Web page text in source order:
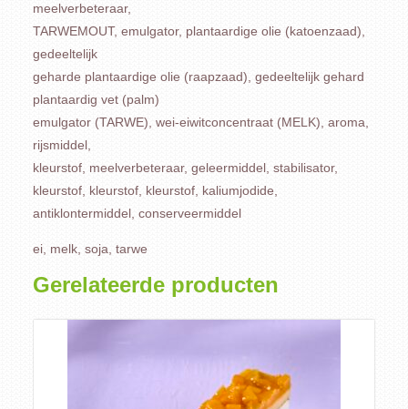
meelverbeteraar,
TARWEMOUT, emulgator, plantaardige olie (katoenzaad),
gedeeltelijk
geharde plantaardige olie (raapzaad), gedeeltelijk gehard
plantaardig vet (palm)
emulgator (TARWE), wei-eiwitconcentraat (MELK), aroma,
rijsmiddel,
kleurstof, meelverbeteraar, geleermiddel, stabilisator,
kleurstof, kleurstof, kleurstof, kaliumjodide,
antiklontermiddel, conserveermiddel
ei, melk, soja, tarwe
Gerelateerde producten